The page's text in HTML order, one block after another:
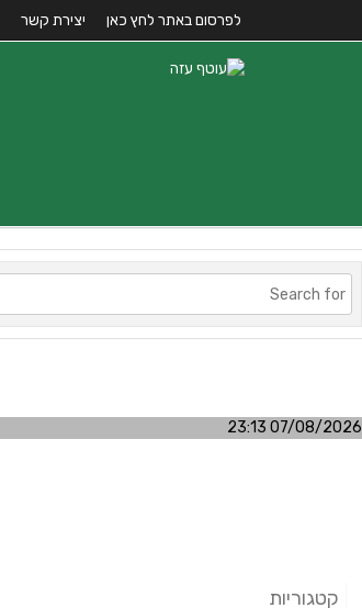
לפרסום באתר לחץ כאן יצירת קשר
07/08/2026 23:13
קטגוריות